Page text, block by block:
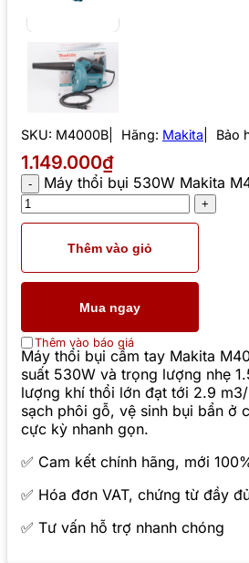
SKU: M4000B Hãng: Makita Bảo
1.149.000₫
Máy thổi bụi 530W Makita
Thêm vào giỏ
Mua ngay
Thêm vào báo giá
Máy thổi bụi cầm tay Makita
suất 530W và trọng lượng nhẹ
lượng khí thổi lớn đạt tới 2.9
sạch phôi gỗ, vệ sinh bụi bẩn ở
cực kỳ nhanh gọn.
✅ Cam kết chính hãng, mới
✅ Hóa đơn VAT, chứng từ đầy
✅ Tư vấn hỗ trợ nhanh chóng